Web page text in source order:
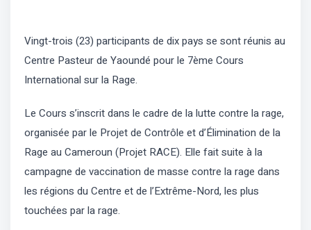
Vingt-trois (23) participants de dix pays se sont réunis au
Centre Pasteur de Yaoundé pour le 7ème Cours
International sur la Rage.
Le Cours s’inscrit dans le cadre de la lutte contre la rage,
organisée par le Projet de Contrôle et d’Élimination de la
Rage au Cameroun (Projet RACE). Elle fait suite à la
campagne de vaccination de masse contre la rage dans
les régions du Centre et de l’Extrême-Nord, les plus
touchées par la rage.